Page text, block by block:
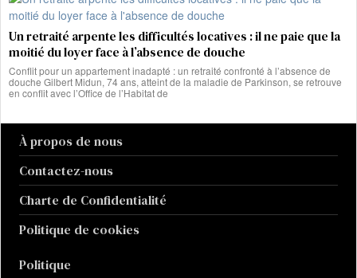
Un retraité arpente les difficultés locatives : il ne paie que la
moitié du loyer face à l’absence de douche
Conflit pour un appartement inadapté : un retraité confronté à l’absence de
douche Gilbert Midun, 74 ans, atteint de la maladie de Parkinson, se retrouve
en conflit avec l’Office de l’Habitat de
À propos de nous
Contactez-nous
Charte de Confidentialité
Politique de cookies
Politique